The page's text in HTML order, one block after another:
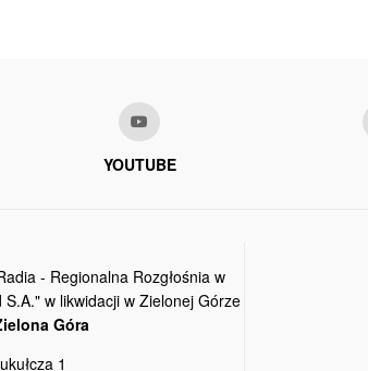
YOUTUBE
- Regionalna Rozgłośnia w
w likwidacji w Zielonej Górze
Góra
1